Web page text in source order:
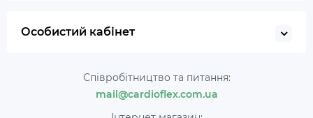
Особистий кабінет
Співробітництво та питання:
mail@cardioflex.com.ua